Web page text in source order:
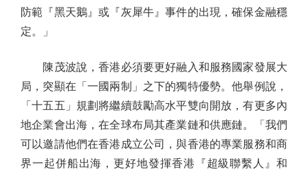
防範『黑天鵝』或『灰犀牛』事件的出現，確保金融穩
定。」
陳茂波說，香港必須要更好融入和服務國家發展大
局，突顯在「一國兩制」之下的獨特優勢。他舉例說，
「十五五」規劃將繼續鼓勵高水平雙向開放，有更多內
地企業會出海，在全球布局其產業鏈和供應鏈。「我們
可以邀請他們在香港成立公司，與香港的專業服務和商
界一起併船出海，更好地發揮香港『超級聯繫人』和